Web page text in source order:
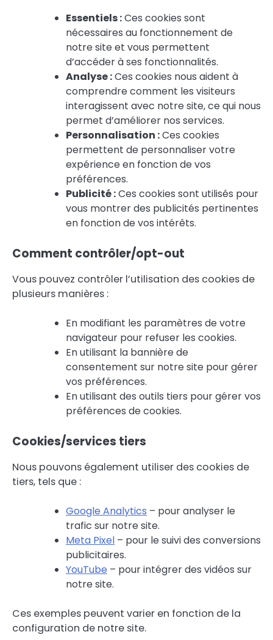
Essentiels :Ces cookies sont
nécessaires au fonctionnement de
notre site et vous permettent
d’accéder à ses fonctionnalités.
Analyse :Ces cookies nous aident à
comprendre comment les visiteurs
interagissent avec notre site, ce qui nous
permet d’améliorer nos services.
Personnalisation :Ces cookies
permettent de personnaliser votre
expérience en fonction de vos
préférences.
Publicité :Ces cookies sont utilisés pour
vous montrer des publicités pertinentes
en fonction de vos intérêts.
Comment contrôler/opt-out
Vous pouvez contrôler l’utilisation des cookies de
plusieurs manières :
En modifiant les paramètres de votre
navigateur pour refuser les cookies.
En utilisant la bannière de
consentement sur notre site pour gérer
vos préférences.
En utilisant des outils tiers pour gérer vos
préférences de cookies.
Cookies/services tiers
Nous pouvons également utiliser des cookies de
tiers, tels que :
Google Analytics – pour analyser le
trafic sur notre site.
Meta Pixel – pour le suivi des conversions
publicitaires.
YouTube – pour intégrer des vidéos sur
notre site.
Ces exemples peuvent varier en fonction de la
configuration de notre site.